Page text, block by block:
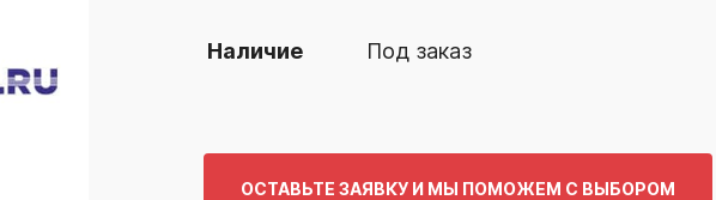
Наличие Под заказ
ОСТАВЬТЕ ЗАЯВКУ И МЫ ПОМОЖЕМ С ВЫБОРОМ